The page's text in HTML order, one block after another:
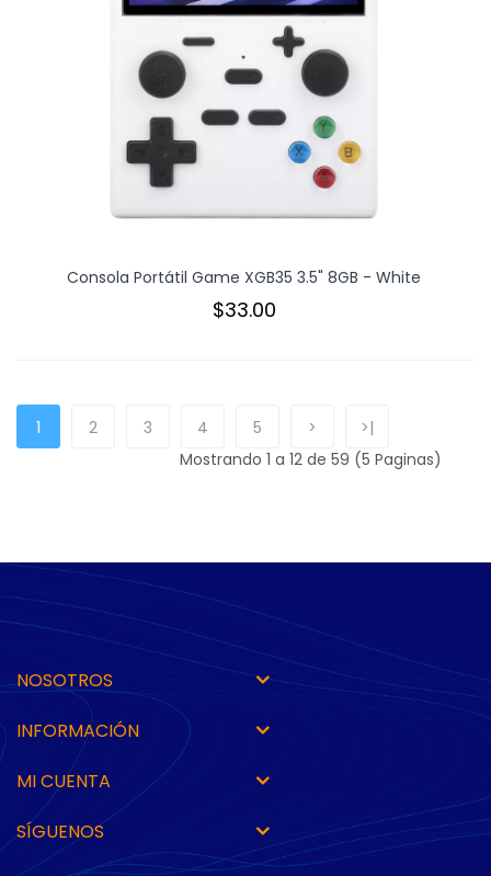
Consola Portátil Game XGB35 3.5" 8GB - White
$33.00
1 2 3 4 5 >
>|
Mostrando 1 a 12 de 59 (5 Paginas)
NOSOTROS
INFORMACIÓN
MI CUENTA
SÍGUENOS